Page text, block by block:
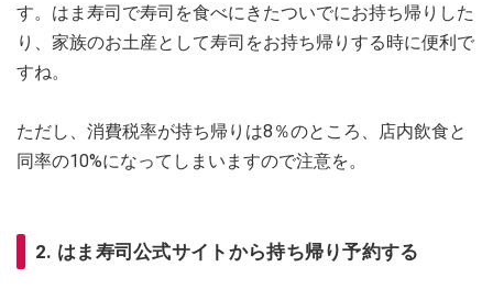
す。はま寿司で寿司を食べにきたついでにお持ち帰りした
り、家族のお土産として寿司をお持ち帰りする時に便利で
すね。
ただし、消費税率が持ち帰りは8％のところ、店内飲食と
同率の10%になってしまいますので注意を。
2. はま寿司公式サイトから持ち帰り予約する